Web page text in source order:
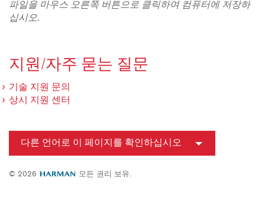
파일을 마우스 오른쪽 버튼으로 클릭하여 컴퓨터에 저장하
십시오.
지원/자주 묻는 질문
기술 지원 문의
상시 지원 센터
다른 언어로 이 페이지를 확인하십시오
© 2026 모든 권리 보유.